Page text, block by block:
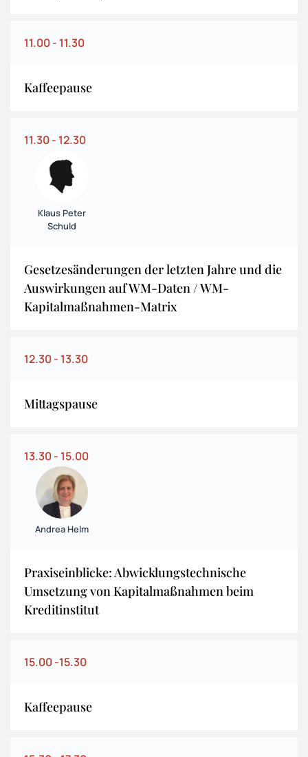
11.00 - 11.30
Kaffeepause
11.30 - 12.30
Klaus Peter
Schuld
Gesetzesänderungen der letzten Jahre und die
Auswirkungen auf WM-Daten / WM-
Kapitalmaßnahmen-Matrix
12.30 - 13.30
Mittagspause
13.30 - 15.00
Andrea Helm
Praxiseinblicke: Abwicklungstechnische
Umsetzung von Kapitalmaßnahmen beim
Kreditinstitut
15.00 -15.30
Kaffeepause